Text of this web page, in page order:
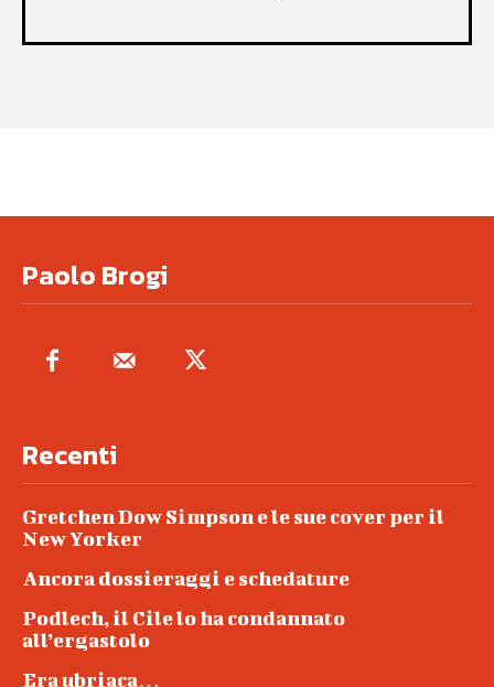
Paolo Brogi
Recenti
Gretchen Dow Simpson e le sue cover per il
New Yorker
Ancora dossieraggi e schedature
Podlech, il Cile lo ha condannato
all’ergastolo
Era ubriaca…